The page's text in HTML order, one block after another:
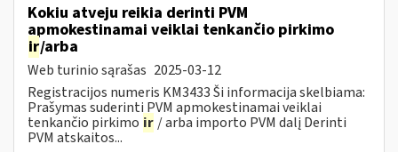
Kokiu atveju reikia derinti PVM
apmokestinamai veiklai tenkančio pirkimo
ir/arba
Web turinio sąrašas 2025-03-12
Registracijos numeris KM3433 Ši informacija skelbiama:
Prašymas suderinti PVM apmokestinamai veiklai
tenkančio pirkimo ir / arba importo PVM dalį Derinti
PVM atskaitos...